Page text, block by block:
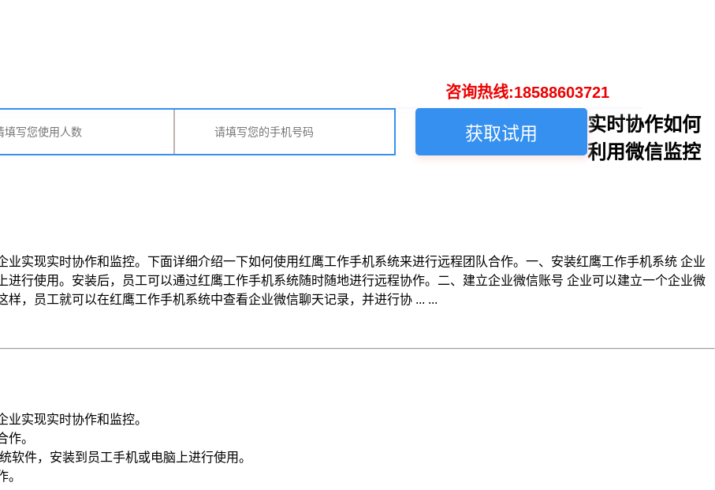
咨询热线:18588603721
获取试用
实时协作如何
利用微信监控
实现实时协作和监控。下面详细介绍一下如何使用红鹰工作手机系统来进行远程团队合作。一、安装红鹰工作手机系统 企业
行使用。安装后，员工可以通过红鹰工作手机系统随时随地进行远程协作。二、建立企业微信账号 企业可以建立一个企业微
，员工就可以在红鹰工作手机系统中查看企业微信聊天记录，并进行协 ... ...
实现实时协作和监控。
。
软件，安装到员工手机或电脑上进行使用。
。